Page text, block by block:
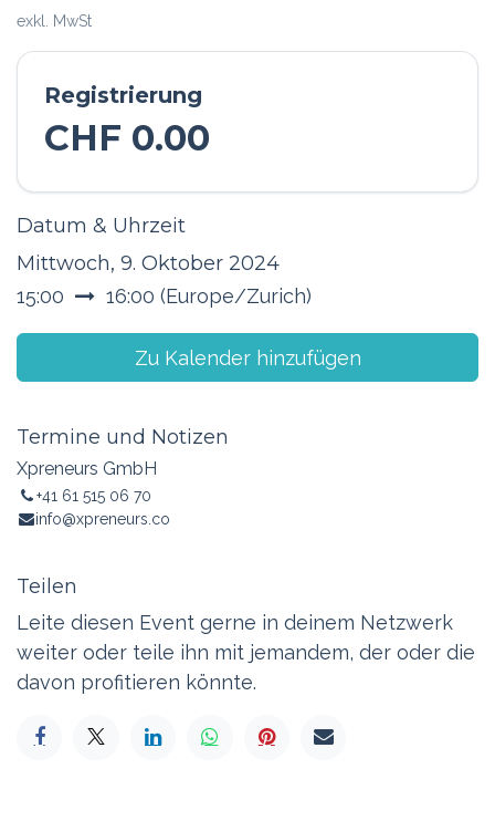
exkl. MwSt
Registrierung
CHF 0.00
Datum & Uhrzeit
Mittwoch, 9. Oktober 2024
15:00 16:00 (Europe/Zurich)
Zu Kalender hinzufügen
Termine und Notizen
Xpreneurs GmbH
+41 61 515 06 70
info@xpreneurs.co
Teilen
Leite diesen Event gerne in deinem Netzwerk
weiter oder teile ihn mit jemandem, der oder die
davon profitieren könnte.